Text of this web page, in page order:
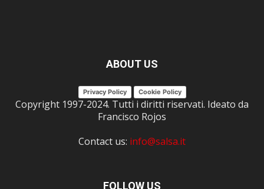
ABOUT US
Privacy Policy Cookie Policy
Copyright 1997-2024. Tutti i diritti riservati. Ideato da
Francisco Rojos
Contact us: info@salsa.it
FOLLOW US